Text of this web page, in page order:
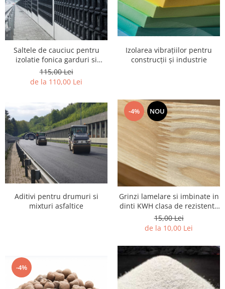
Saltele de cauciuc pentru
izolatie fonica garduri si
structuri
115,00 Lei
de la 110,00 Lei
Izolarea vibrațiilor pentru
construcții și industrie
Aditivi pentru drumuri si
mixturi asfaltice
-4% NOU
Grinzi lamelare si imbinate in
dinti KWH clasa de rezistenta
C24
15,00 Lei
de la 10,00 Lei
-4%